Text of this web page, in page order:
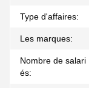
Type d'affaires:
Les marques:
Nombre de salari
és: